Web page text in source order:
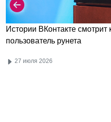
Истории ВКонтакте
пользователь рунета
27 июля 2026